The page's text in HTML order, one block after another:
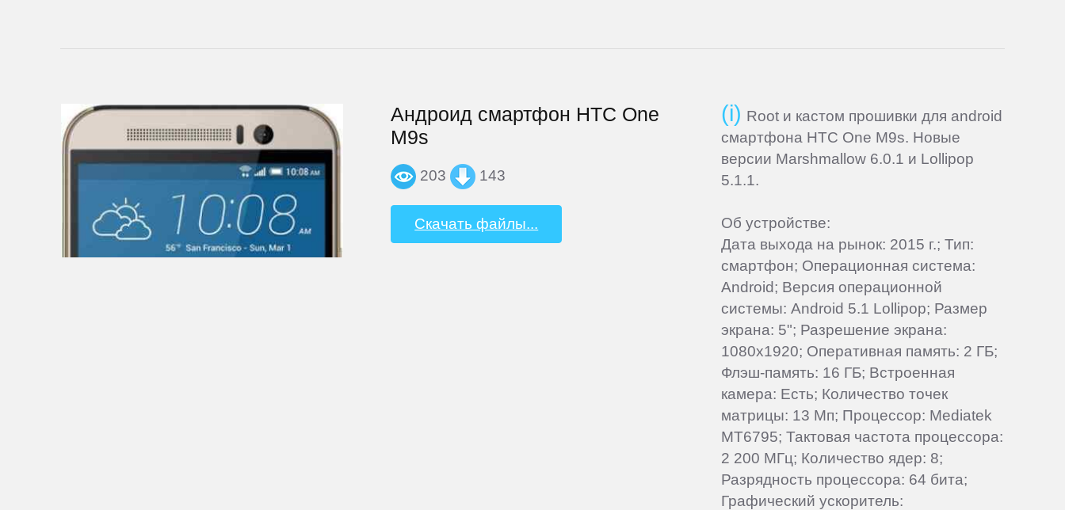
Андроид смартфон HTC One
M9s
203 143
Скачать файлы...
Root и кастом прошивки для android
смартфона HTC One M9s. Новые
версии Marshmallow 6.0.1 и Lollipop
5.1.1.
Об устройстве:
Дата выхода на рынок: 2015 г.; Тип:
смартфон; Операционная система:
Android; Версия операционной
системы: Android 5.1 Lollipop; Размер
экрана: 5"; Разрешение экрана:
1080x1920; Оперативная память: 2 ГБ;
Флэш-память: 16 ГБ; Встроенная
камера: Есть; Количество точек
матрицы: 13 Мп; Процессор: Mediatek
MT6795; Тактовая частота процессора:
2 200 МГц; Количество ядер: 8;
Разрядность процессора: 64 бита;
Графический ускоритель:
Daewoo